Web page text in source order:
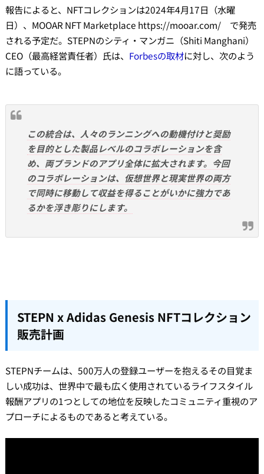
報告によると、NFTコレクションは2024年4月17日（水曜
日）、MOOAR NFT Marketplace https://mooar.com/ で発売
される予定だ。STEPNのシティ・マンガニ（Shiti Manghani）
CEO（最高経営責任者）氏は、 Forbesの取材に対し、次のよう
に語っている。
この統合は、人々のランニングへの動機付けと奨励
を目的とした製品レベルのコラボレーションを含
め、両ブランドのアプリ全体に拡大されます。今回
のコラボレーションは、仮想世界と現実世界の両方
で同時に移動して収益を得ることがいかに強力であ
るかを浮き彫りにします。
STEPN x Adidas Genesis NFTコレクション
販売計画
STEPNチームは、500万人の登録ユーザーを抱えるその目覚ま
しい成功は、世界中で最も広く使用されているライフスタイル
報酬アプリの1つとしての地位を反映したコミュニティ重視のア
プローチによるものであると考えている。